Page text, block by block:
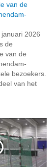
van de
2026
de
van de
bezoekers.
van het